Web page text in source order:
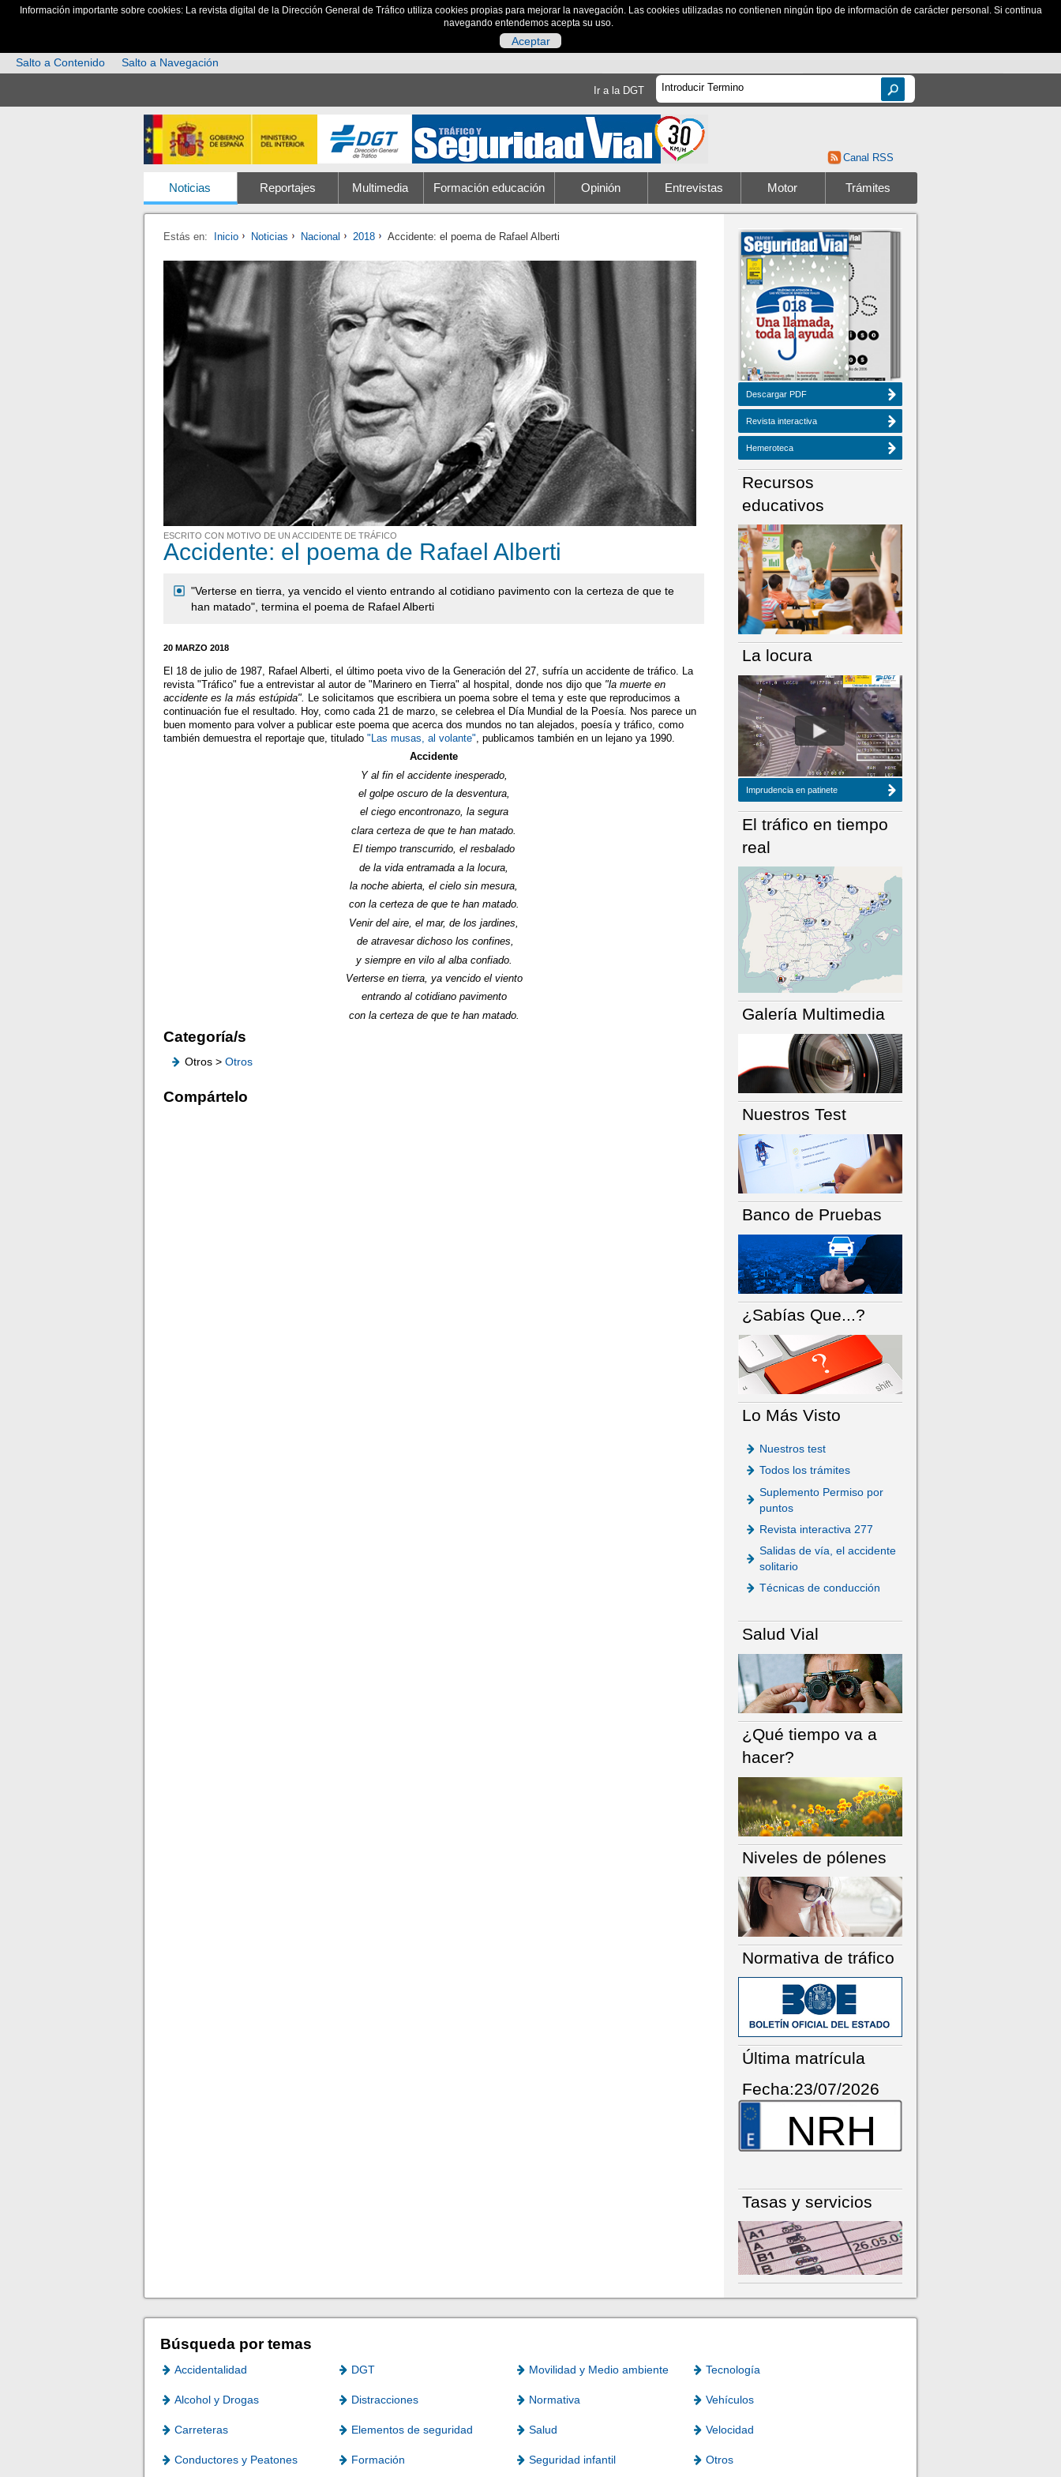
Información importante sobre cookies: La revista digital de la Dirección General de Tráfico utiliza cookies propias para mejorar la navegación. Las cookies utilizadas no contienen ningún tipo de información de carácter personal. Si continua
navegando entendemos acepta su uso.
Aceptar
Salto a Contenido
Salto a Navegación
Ir a la DGT
Canal RSS
Noticias Reportajes Multimedia Formación educación Opinión Entrevistas Motor Trámites
Estás en: Inicio Noticias Nacional 2018 Accidente: el poema de Rafael Alberti
ESCRITO CON MOTIVO DE UN ACCIDENTE DE TRÁFICO
Accidente: el poema de Rafael Alberti
"Verterse en tierra, ya vencido el viento entrando al cotidiano pavimento con la certeza de que te
han matado", termina el poema de Rafael Alberti
20 MARZO 2018
El 18 de julio de 1987, Rafael Alberti, el último poeta vivo de la Generación del 27, sufría un accidente de tráfico. La
revista "Tráfico" fue a entrevistar al autor de "Marinero en Tierra" al hospital, donde nos dijo que "la muerte en
accidente es la más estúpida".
Le solicitamos que escribiera un poema sobre el tema y este que reproducimos a
continuación fue el resultado. Hoy, como cada 21 de marzo, se celebrea el Día Mundial de la Poesía. Nos parece un
buen momento para volver a publicar este poema que acerca dos mundos no tan alejados, poesía y tráfico, como
también demuestra el reportaje que, titulado"Las musas, al volante" , publicamos también en un lejano ya 1990.
Accidente
Y al fin el accidente inesperado,
el golpe oscuro de la desventura,
el ciego encontronazo, la segura
clara certeza de que te han matado.
El tiempo transcurrido, el resbalado
de la vida entramada a la locura,
la noche abierta, el cielo sin mesura,
con la certeza de que te han matado.
Venir del aire, el mar, de los jardines,
de atravesar dichoso los confines,
y siempre en vilo al alba confiado.
Verterse en tierra, ya vencido el viento
entrando al cotidiano pavimento
con la certeza de que te han matado.
Categoría/s
Otros >Otros
Compártelo
NÚMERO ACTUAL HEMEROTECA
Descargar PDF
Revista interactiva
Hemeroteca
Recursos
educativos
La locura
Imprudencia en patinete
El tráfico en tiempo
real
Galería Multimedia
Nuestros Test
Banco de Pruebas
¿Sabías Que...?
Lo Más Visto
Nuestros test
Todos los trámites
Suplemento Permiso por
puntos
Revista interactiva 277
Salidas de vía, el accidente
solitario
Técnicas de conducción
Salud Vial
¿Qué tiempo va a
hacer?
Niveles de pólenes
Normativa de tráfico
Última matrícula
Fecha:23/07/2026
NRH
Tasas y servicios
Búsqueda por temas
Accidentalidad DGT Movilidad y Medio ambiente Tecnología
Alcohol y Drogas Distracciones Normativa Vehículos
Carreteras Elementos de seguridad Salud Velocidad
Conductores y Peatones Formación Seguridad infantil Otros